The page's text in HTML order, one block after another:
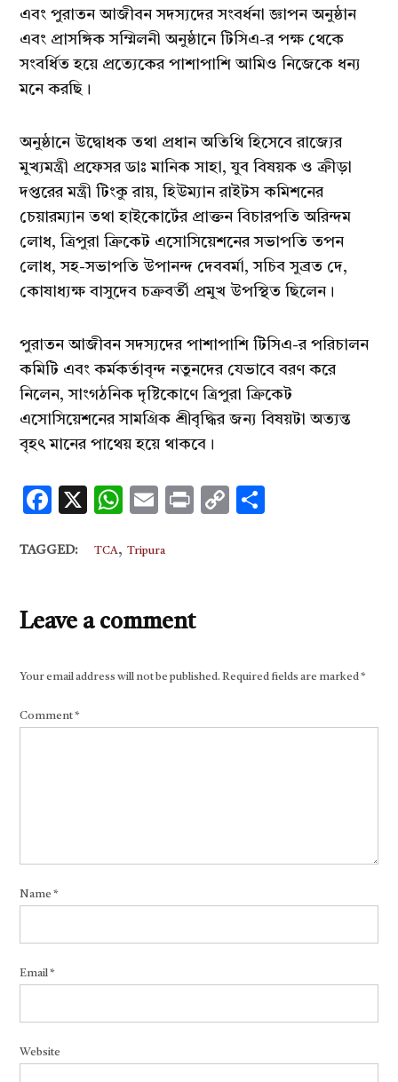
এবং পুরাতন আজীবন সদস্যদের সংবর্ধনা জ্ঞাপন অনুষ্ঠান
এবং প্রাসঙ্গিক সম্মিলনী অনুষ্ঠানে টিসিএ-র পক্ষ থেকে
সংবর্ধিত হয়ে প্রত্যেকের পাশাপাশি আমিও নিজেকে ধন্য
মনে করছি।
অনুষ্ঠানে উদ্বোধক তথা প্রধান অতিথি হিসেবে রাজ্যের
মুখ্যমন্ত্রী প্রফেসর ডাঃ মানিক সাহা, যুব বিষয়ক ও ক্রীড়া
দপ্তরের মন্ত্রী টিংকু রায়, হিউম্যান রাইটস কমিশনের
চেয়ারম্যান তথা হাইকোর্টের প্রাক্তন বিচারপতি অরিন্দম
লোধ, ত্রিপুরা ক্রিকেট এসোসিয়েশনের সভাপতি তপন
লোধ, সহ-সভাপতি উপানন্দ দেববর্মা, সচিব সুব্রত দে,
কোষাধ্যক্ষ বাসুদেব চক্রবর্তী প্রমুখ উপস্থিত ছিলেন।
পুরাতন আজীবন সদস্যদের পাশাপাশি টিসিএ-র পরিচালন
কমিটি এবং কর্মকর্তাবৃন্দ নতুনদের যেভাবে বরণ করে
নিলেন, সাংগঠনিক দৃষ্টিকোণে ত্রিপুরা ক্রিকেট
এসোসিয়েশনের সামগ্রিক শ্রীবৃদ্ধির জন্য বিষয়টা অত্যন্ত
বৃহৎ মানের পাথেয় হয়ে থাকবে।
Facebook
X WhatsApp
EmailPrintCopy
TAGGED: TCA,Tripura
Leave a comment
Your email address will not be published. Required fields are marked*
Comment*
Name*
Email*
Website